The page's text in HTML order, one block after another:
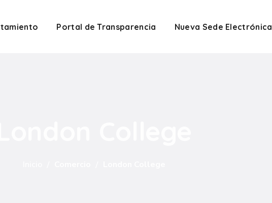
Portal de Transparencia Nueva Sede Electrónica